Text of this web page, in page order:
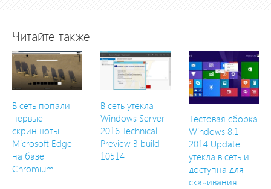
Читайте также
В сеть попали
первые
скриншоты
Microsoft Edge
на базе
Chromium
В сеть утекла
Windows Server
2016 Technical
Preview 3 build
10514
Тестовая сборка
Windows 8.1
2014 Update
утекла в сеть и
доступна для
скачивания